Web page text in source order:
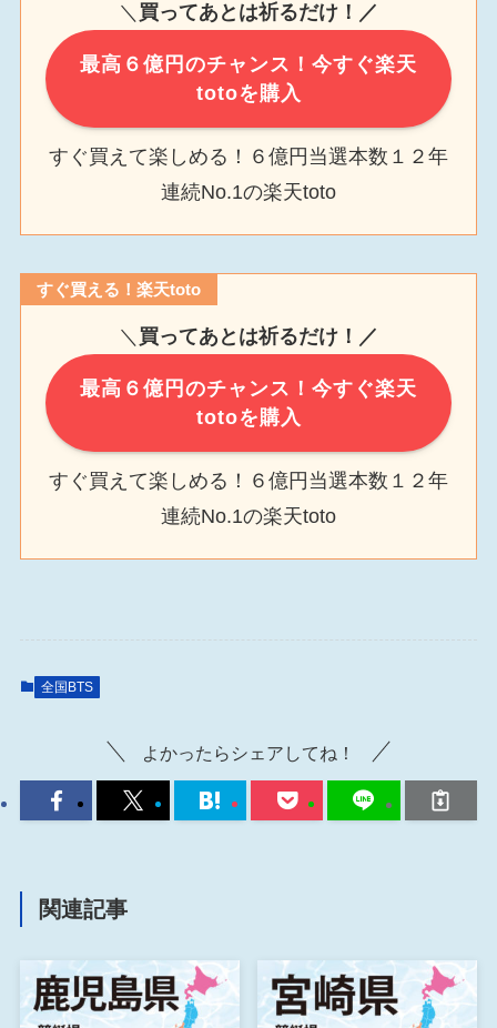
＼ 買ってあとは祈るだけ！／
最高６億円のチャンス！今すぐ楽天
totoを購入
すぐ買えて楽しめる！６億円当選本数１２年
連続No.1の楽天toto
すぐ買える！楽天toto
＼ 買ってあとは祈るだけ！／
最高６億円のチャンス！今すぐ楽天
totoを購入
すぐ買えて楽しめる！６億円当選本数１２年
連続No.1の楽天toto
全国BTS
よかったらシェアしてね！
関連記事